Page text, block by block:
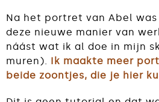
Na het portret van Abel
deze nieuwe manier van
náást wat ik al doe in mijn
muren). Ik maakte meer
beide zoontjes, die je hier